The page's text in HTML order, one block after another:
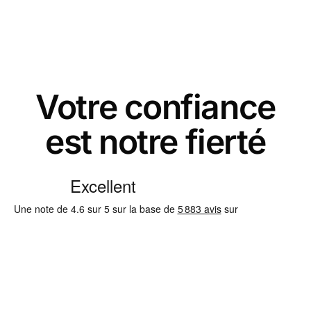
Votre confiance
est notre fierté